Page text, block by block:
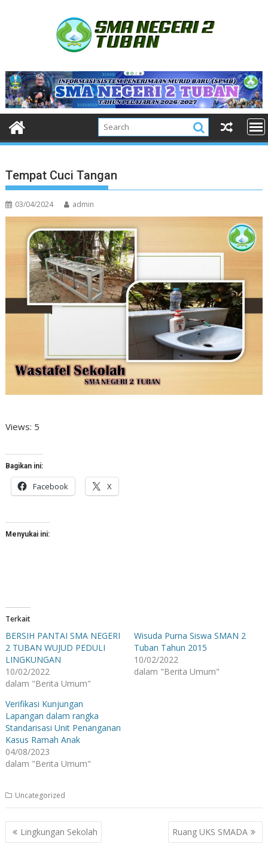
Tempat Cuci Tangan
03/04/2024 admin
Views: 5
Bagikan ini:
Facebook X
Menyukai ini:
Terkait
BERSIH PANTAI SMA NEGERI
2 TUBAN WUJUD PEDULI
LINGKUNGAN
10/02/2022
dalam "Berita Umum"
Wisuda Purna Siswa SMAN 2
Tuban Tahun 2015
10/02/2022
dalam "Berita Umum"
Verifikasi Kunjungan
Lapangan dalam rangka
Standarisasi Unit Penanganan
Kasus Ramah Anak
04/08/2023
dalam "Berita Umum"
Uncategorized
Navigasi
pos
Lingkungan Sekolah Ruang UKS SMADA